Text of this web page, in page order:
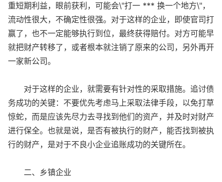
重短期利益，眼前获利，可能会\"打一 *** 换一个地方\"，
流动性很大，不确定性很强。对于这样的企业，即使官司打
赢了，也不一定能够执行到位，最终获得赔付。对方可能早
就把财产转移了，或者根本就注销了原来的公司，另外再开
一家新公司。
对于这样的企业，就需要有针对性的采取措施。追讨债
务成功的关键：不要优先考虑马上采取法律手段，以免打草
惊蛇，而是应该先尽力去寻找到他们的资产，并及时对财产
进行保全。也就是说，是否有被执行的财产，能否找到被执
行的财产，是对于不良小企业追账成功的关键所在。
二、乡镇企业